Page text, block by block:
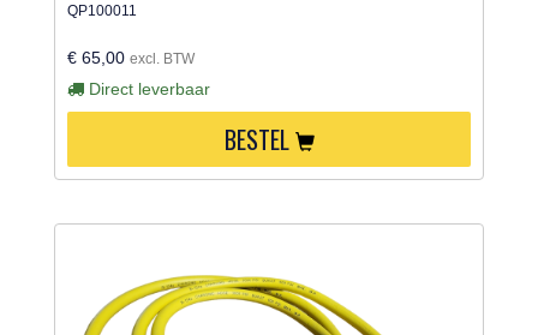
QP100011
€ 65,00 excl. BTW
Direct leverbaar
BESTEL